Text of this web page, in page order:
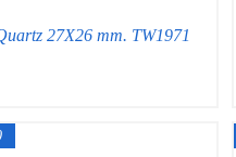
27X26 mm. TW1971